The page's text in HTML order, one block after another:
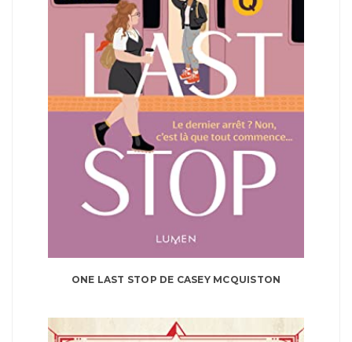
ONE LAST STOP DE CASEY MCQUISTON